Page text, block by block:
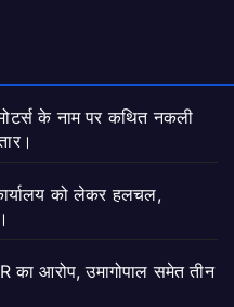
मोटर्स के नाम पर कथित नकली
को लेकर हलचल,
का आरोप, उमागोपाल समेत तीन